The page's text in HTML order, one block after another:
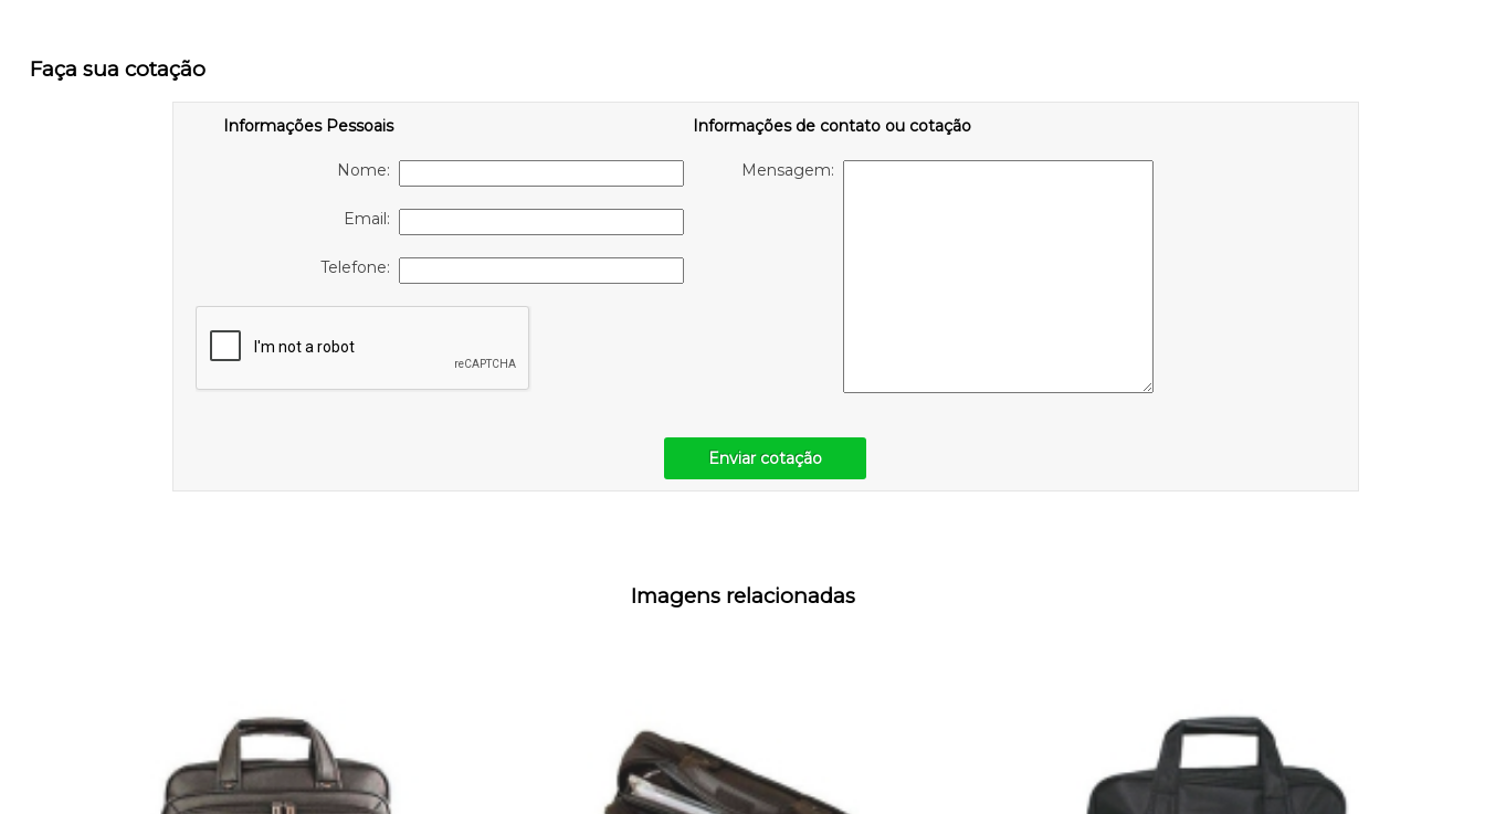
Faça sua cotação
Informações Pessoais
Nome:
Email:
Telefone:
Informações de contato ou cotação
Mensagem:
Enviar cotação
Imagens relacionadas